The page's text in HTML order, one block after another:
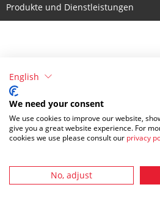
Über Picanova
Datenschutzerklärung
Produkte und Dienstleistungen
Anmelden
English
We need your consent
We use cookies to improve our website,
give you a great website experience. For
cookies we use please consult our privacy
No, adjust